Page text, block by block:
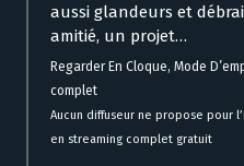
aussi glandeurs et
amitié, un projet…
Regarder En Cloque, Mode
complet
Aucun diffuseur ne propose pour
en streaming complet gratuit